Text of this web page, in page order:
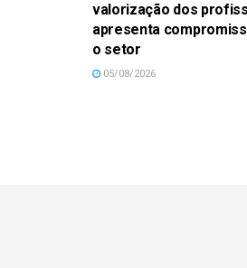
valorização dos
apresenta
o setor
05/08/2026